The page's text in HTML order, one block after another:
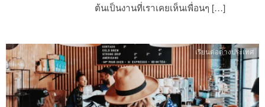
ต้นเป็นงานที่เราเคยเห็นเพื่อนๆ […]
เรียนต่อต่างประเทศ